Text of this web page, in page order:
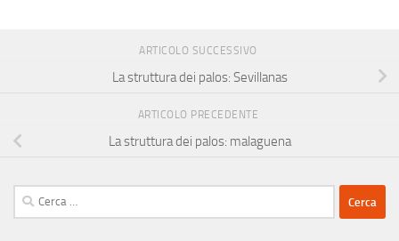
ARTICOLO SUCCESSIVO
La struttura dei palos: Sevillanas
ARTICOLO PRECEDENTE
La struttura dei palos: malaguena
Ricerca
per: